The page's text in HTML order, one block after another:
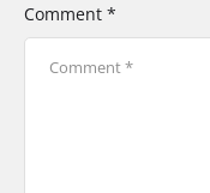
Comment *